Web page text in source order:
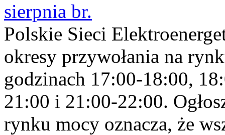
sierpnia br.
Polskie Sieci
okresy przywołania na
godzinach 17:00-18:00,
21:00 i 21:00-22:00.
rynku mocy oznacza, że